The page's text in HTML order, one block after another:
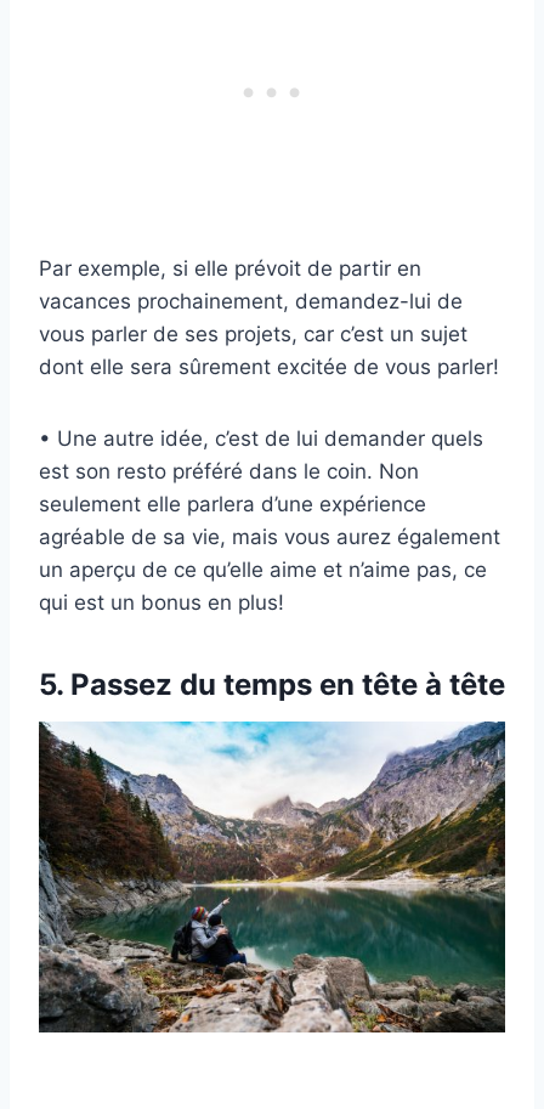
Par exemple, si elle prévoit de partir en
vacances prochainement, demandez-lui de
vous parler de ses projets, car c’est un sujet
dont elle sera sûrement excitée de vous parler!
• Une autre idée, c’est de lui demander quels
est son resto préféré dans le coin. Non
seulement elle parlera d’une expérience
agréable de sa vie, mais vous aurez également
un aperçu de ce qu’elle aime et n’aime pas, ce
qui est un bonus en plus!
5. Passez du temps en tête à tête